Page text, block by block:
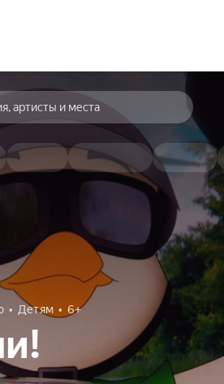
артисты и места
Детям 6+